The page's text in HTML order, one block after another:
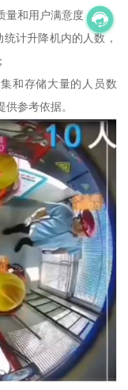
量和用户满意度；
计升降机内的人数，
和存储大量的人员数
参考依据。